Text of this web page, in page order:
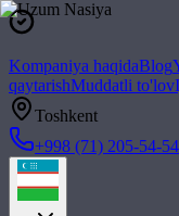
Kompaniya haqidaBlog
qaytarishMuddatli to'lov
Toshkent
+998 (71) 205-54-54